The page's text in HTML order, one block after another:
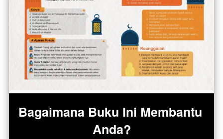
Bagaimana Buku Ini Membantu
Anda?